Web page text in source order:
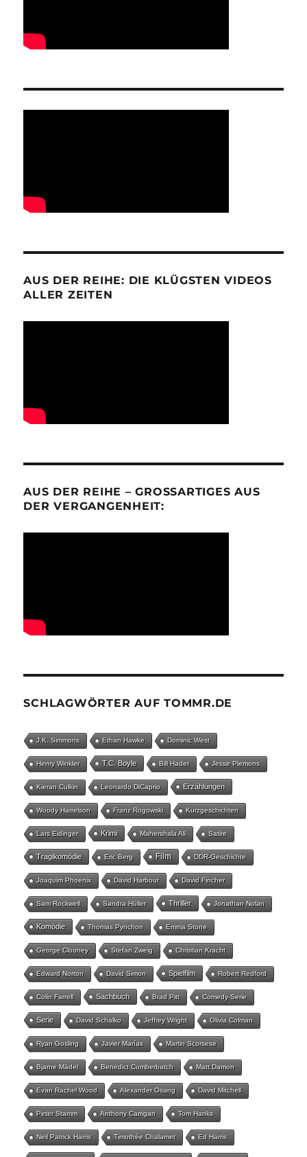
AUS DER REIHE: DIE KLÜGSTEN VIDEOS
ALLER ZEITEN
AUS DER REIHE – GROSSARTIGES AUS D
ER VERGANGENHEIT:
SCHLAGWÖRTER AUF TOMMR.DE
J.K. Simmons Ethan Hawke Dominic West
Henry Winkler T.C. Boyle Bill Hader Jesse Plemons
Kieran Culkin Leonardo DiCaprio Erzählungen
Woody Harrelson Franz Rogowski Kurzgeschichten
Lars Eidinger Krimi Mahershala Ali Satire
Tragikomödie Eric Berg Film DDR-Geschichte
Joaquim Phoenix David Harbour David Fincher
Sam Rockwell Sandra Hüller Thriller Jonathan Nolan
Komödie Thomas Pynchon Emma Stone
George Clooney Stefan Zweig Christian Kracht
Edward Norton David Simon Spielfilm Robert Redford
Colin Farrell Sachbuch Brad Pitt Comedy-Serie
Serie David Schalko Jeffrey Wright Olivia Colman
Ryan Gosling Javier Marías Martin Scorsese
Bjarne Mädel Benedict Cumberbatch Matt Damon
Evan Rachel Wood Alexander Osang David Mitchell
Peter Stamm Anthony Carrigan Tom Hanks
Neil Patrick Harris Timothée Chalamet Ed Harris